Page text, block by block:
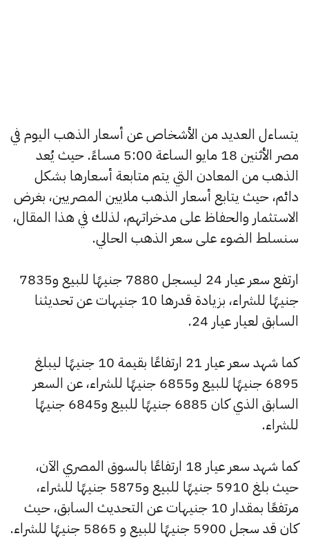
يتساءل العديد من الأشخاص عن أسعار الذهب اليوم في
مصر الأثنين 18 مايو الساعة 5:00 مساءً. حيث يُعد
الذهب من المعادن التي يتم متابعة أسعارها بشكل
دائم، حيث يتابع أسعار الذهب ملايين المصريين، بغرض
الاستثمار والحفاظ على مدخراتهم، لذلك في هذا المقال،
سنسلط الضوء على سعر الذهب الحالي.
ارتفع سعر عيار 24 ليسجل 7880 جنيهًا للبيع و7835
جنيهًا للشراء، بزيادة قدرها 10 جنيهات عن تحديثنا
السابق لعيار عيار 24.
كما شهد سعر عيار 21 ارتفاعًا بقيمة 10 جنيهًا ليبلغ
6895 جنيهًا للبيع و6855 جنيهًا للشراء، عن السعر
السابق الذي كان 6885 جنيهًا للبيع و6845 جنيهًا
للشراء.
كما شهد سعر عيار 18 ارتفاعًا بالسوق المصري الآن،
حيث بلغ 5910 جنيهًا للبيع و5875 جنيهًا للشراء،
مرتفعًا بمقدار 10 جنيهات عن التحديث السابق، حيث
كان قد سجل 5900 جنيهًا للبيع و 5865 جنيهًا للشراء.